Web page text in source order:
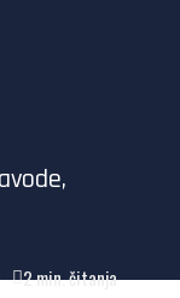
2 min. čitanja